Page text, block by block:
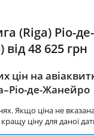
(Riga) Ріо-
48 625 грн
цін на
де-Жанейро
Якщо ціна не
ціну для даної